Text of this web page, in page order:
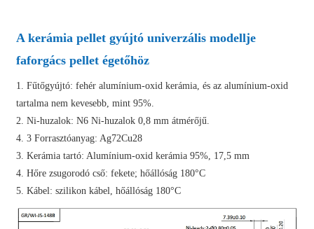
A kerámia pellet gyújtó univerzális modellje
faforgács pellet égetőhöz
1. Fűtőgyújtó: fehér alumínium-oxid kerámia, és az alumínium-oxid
tartalma nem kevesebb, mint 95%.
2. Ni-huzalok: N6 Ni-huzalok 0,8 mm átmérőjű.
4. 3 Forrasztóanyag: Ag72Cu28
3. Kerámia tartó: Alumínium-oxid kerámia 95%, 17,5 mm
4. Hőre zsugorodó cső: fekete; hőállóság 180°C
5. Kábel: szilikon kábel, hőállóság 180°C